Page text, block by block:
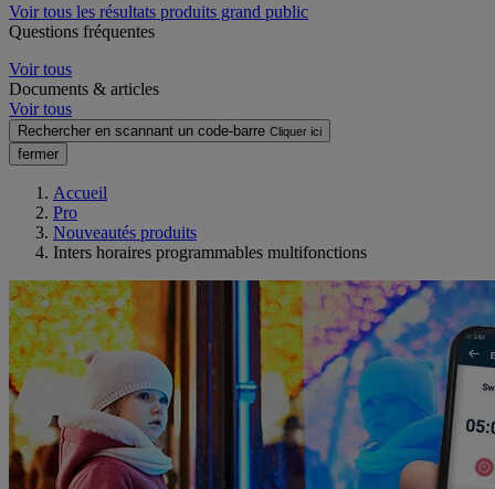
Voir tous les résultats produits grand public
Questions fréquentes
Voir tous
Documents & articles
Voir tous
Rechercher en scannant un code-barre Cliquer ici
fermer
Accueil
Pro
Nouveautés produits
Inters horaires programmables multifonctions